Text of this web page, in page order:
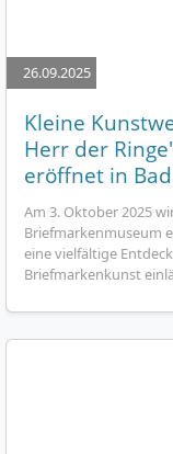
26.09.2025
Kleine
Herr der
eröffnet in
Am 3. Oktober 2025
Briefmarkenmuseum
eine vielfältige
Briefmarkenkunst